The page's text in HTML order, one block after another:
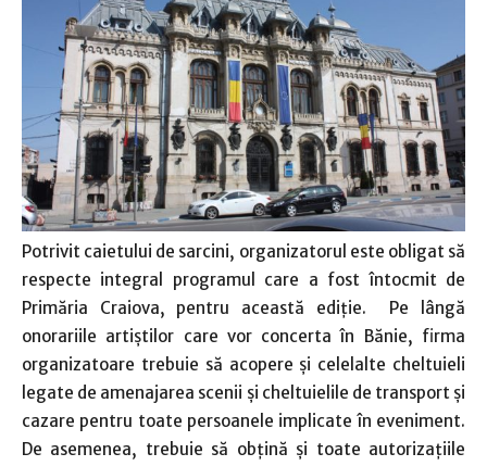
Potrivit caietului de sarcini, organizatorul este obligat să
respecte integral programul care a fost întocmit de
Primăria Craiova, pentru această ediţie. Pe lângă
onorariile artiştilor care vor concerta în Bănie, firma
organizatoare trebuie să acopere şi celelalte cheltuieli
legate de amenajarea scenii şi cheltuielile de transport şi
cazare pentru toate persoanele implicate în eveniment.
De asemenea, trebuie să obţină şi toate autorizaţiile